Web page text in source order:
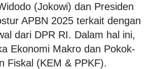
(Jokowi) dan Presiden
APBN 2025 terkait dengan
dari DPR RI. Dalam hal ini,
Ekonomi Makro dan Pokok-
Fiskal (KEM & PPKF).